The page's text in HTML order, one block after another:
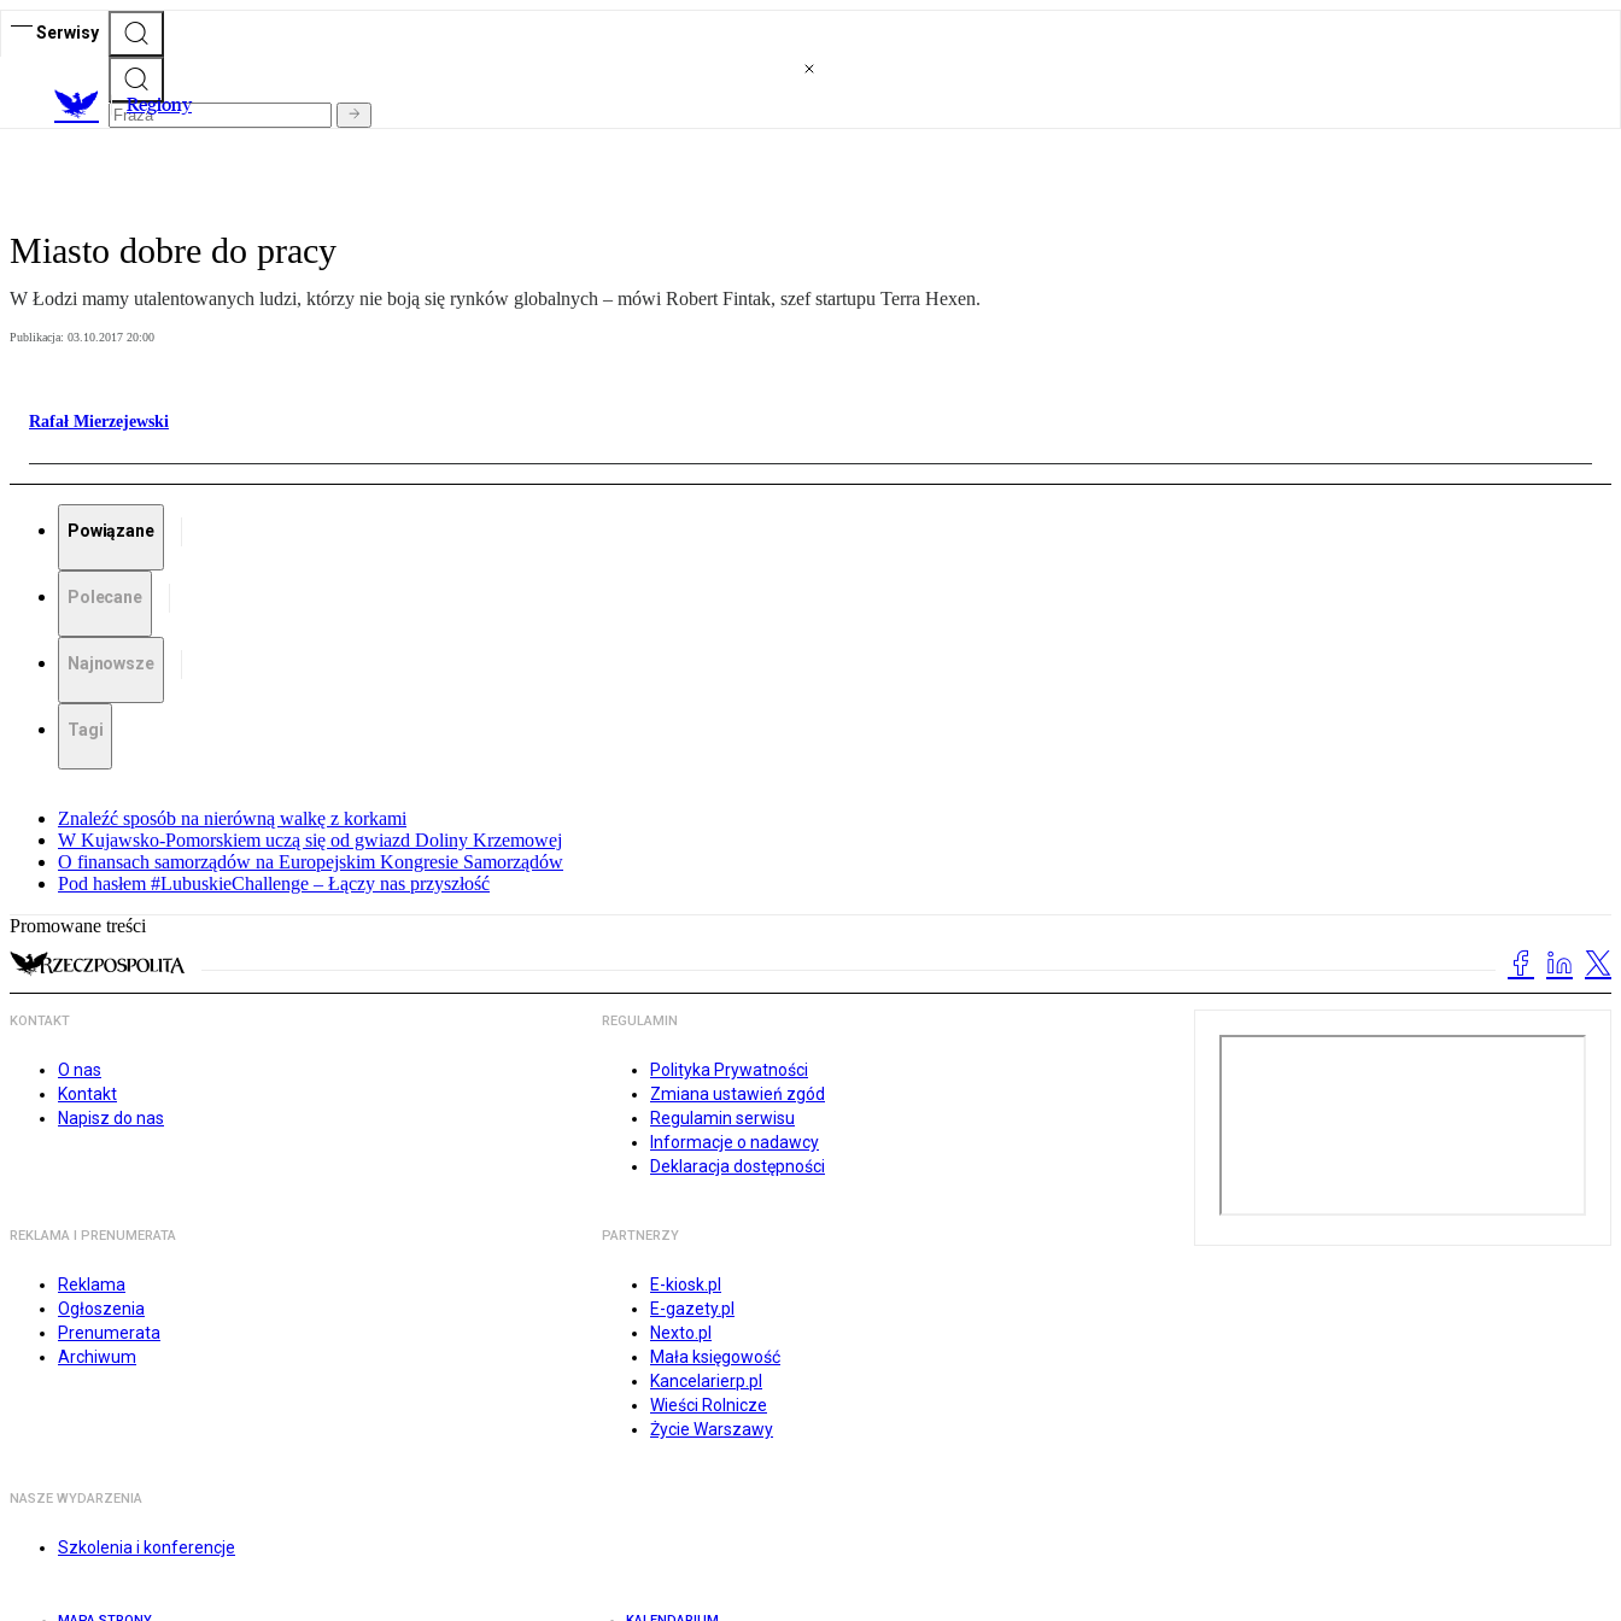
Serwisy
Regiony
Miasto dobre do pracy
W Łodzi mamy utalentowanych ludzi, którzy nie boją się rynków globalnych – mówi Robert Fintak, szef startupu Terra Hexen.
Publikacja: 03.10.2017 20:00
Rafał Mierzejewski
Powiązane
Polecane
Najnowsze
Tagi
Znaleźć sposób na nierówną walkę z korkami
W Kujawsko-Pomorskiem uczą się od gwiazd Doliny Krzemowej
O finansach samorządów na Europejskim Kongresie Samorządów
Pod hasłem #LubuskieChallenge – Łączy nas przyszłość
Promowane treści
KONTAKT
O nas
Kontakt
Napisz do nas
REGULAMIN
Polityka Prywatności
Zmiana ustawień zgód
Regulamin serwisu
Informacje o nadawcy
Deklaracja dostępności
REKLAMA I PRENUMERATA
Reklama
Ogłoszenia
Prenumerata
Archiwum
PARTNERZY
E-kiosk.pl
E-gazety.pl
Nexto.pl
Mała księgowość
Kancelarierp.pl
Wieści Rolnicze
Życie Warszawy
NASZE WYDARZENIA
Szkolenia i konferencje